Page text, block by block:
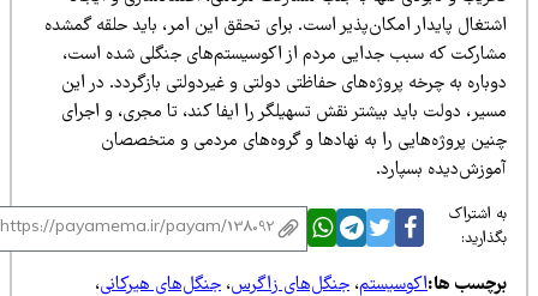
پایدار امکان‌پذیر است. برای تحقق این امر، باید حلقه گمشده
که سبب جدایی مردم از اکوسیستم‌های جنگلی شده است،
به چرخه پروژه‌های حفاظتی دولتی و غیردولتی بازگردد. در این
دولت باید بیشتر نقش تسهیلگر را ایفا کند، تا مجری، و اجرای
پروژه‌هایی را به نهادها و گروه‌های مردمی و متخصصان
بسپارد.
اشتراک
ها:اکوسیستم،جنگل‌های زاگرس،جنگل‌های هیرکانی،